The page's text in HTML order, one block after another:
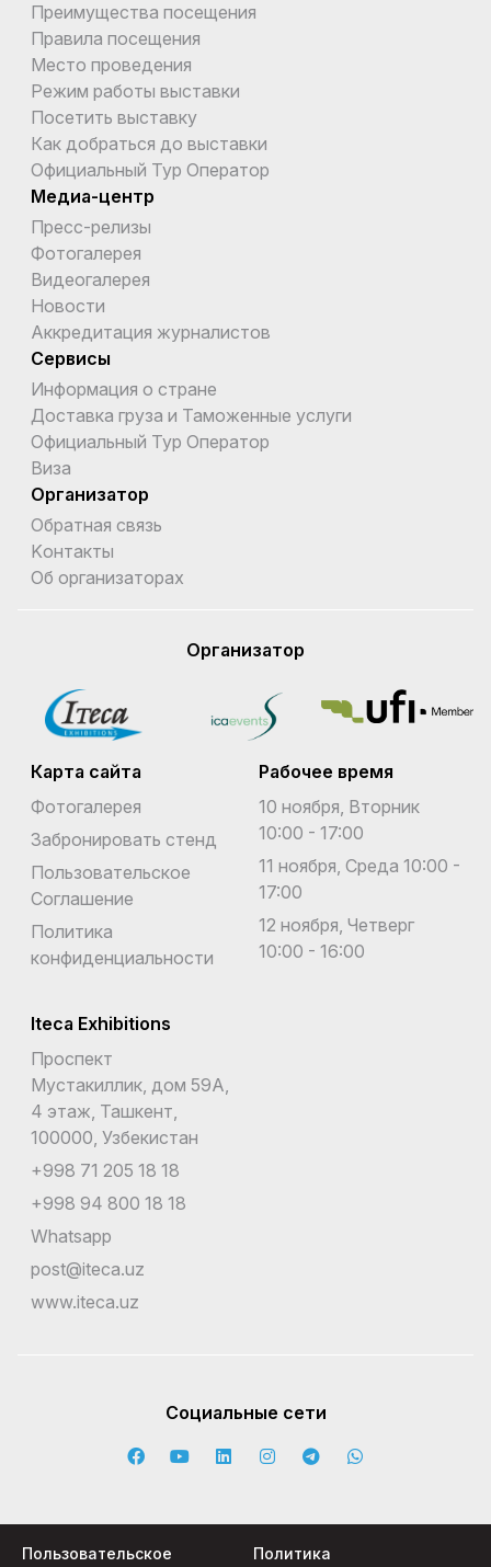
Преимущества посещения
Правила посещения
Место проведения
Режим работы выставки
Посетить выставку
Как добраться до выставки
Официальный Тур Оператор
Медиа-центр
Пресс-релизы
Фотогалерея
Видеогалерея
Новости
Аккредитация журналистов
Сервисы
Информация о стране
Доставка груза и Таможенные услуги
Официальный Тур Оператор
Виза
Организатор
Обратная связь
Kонтакты
Об организаторах
Организатор
Карта сайта
Фотогалерея
Забронировать стенд
Пользовательское
Соглашение
Политика
конфиденциальности
Рабочее время
10 ноября, Вторник
10:00 - 17:00
11 ноября, Среда 10:00 -
17:00
12 ноября, Четверг
10:00 - 16:00
Iteca Exhibitions
Проспект
Мустакиллик, дом 59А,
4 этаж, Ташкент,
100000, Узбекистан
+998 71 205 18 18
+998 94 800 18 18
Whatsapp
post@iteca.uz
www.iteca.uz
Социальные сети
Пользовательское Политика